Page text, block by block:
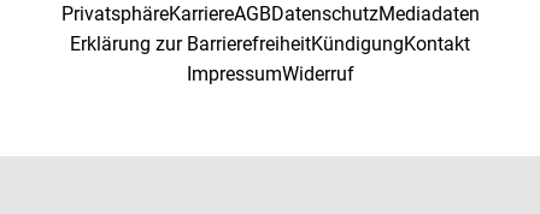
PrivatsphäreKarriereAGBDatenschutzMediadaten
Erklärung zur BarrierefreiheitKündigungKontakt
ImpressumWiderruf